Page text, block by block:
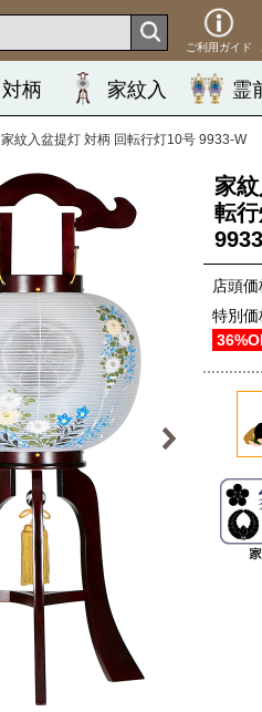
ご利用ガイド
対柄 家紋入 霊
家紋入盆提灯 対柄 回転行灯10号 9933-W
家
転
店頭価
特別価